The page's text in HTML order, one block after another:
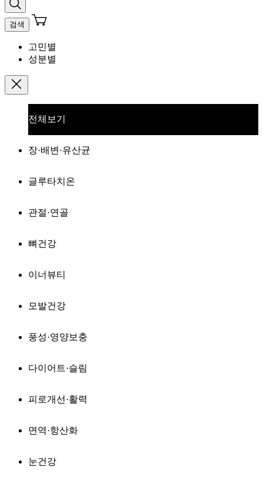
검색
고민별
성분별
전체보기
장·배변·유산균
글루타치온
관절·연골
뼈건강
이너뷰티
모발건강
풍성·영양보충
다이어트·슬림
피로개선·활력
면역·항산화
눈건강